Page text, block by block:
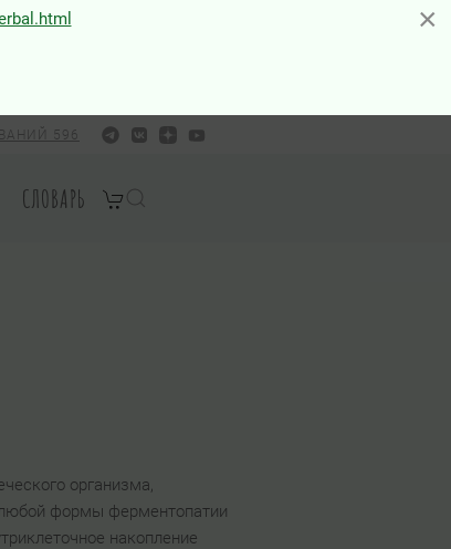
×
596
СЛОВАРЬ
организма,
любой формы ферментопатии
накопление
×